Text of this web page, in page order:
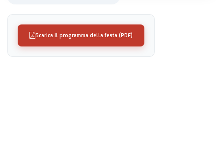
Scarica il programma della festa (PDF)